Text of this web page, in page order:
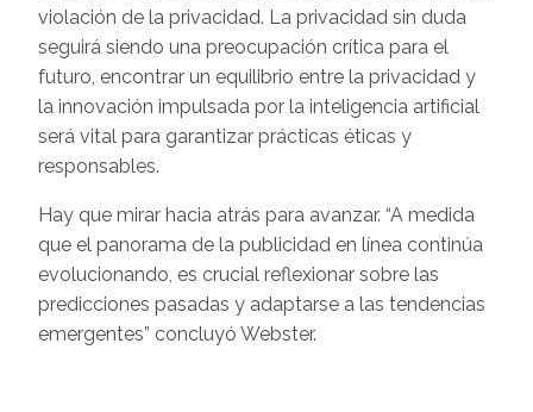
violación de la privacidad. La privacidad sin duda
seguirá siendo una preocupación crítica para el
futuro, encontrar un equilibrio entre la privacidad y
la innovación impulsada por la inteligencia artificial
será vital para garantizar prácticas éticas y
responsables.
Hay que mirar hacia atrás para avanzar. “A medida
que el panorama de la publicidad en línea continúa
evolucionando, es crucial reflexionar sobre las
predicciones pasadas y adaptarse a las tendencias
emergentes” concluyó Webster.